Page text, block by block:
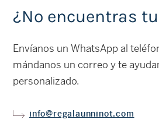
¿No encuentras
Envíanos un WhatsApp al
mándanos un correo y te
personalizado.
info@regalaunninot.com